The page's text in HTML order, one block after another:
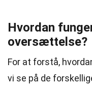
Hvordan
oversættelse?
For at forstå,
vi se på de